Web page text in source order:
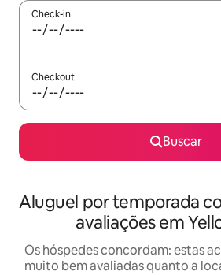
Check-in
Checkout
Buscar
Aluguel por temporada
avaliações em
Os hóspedes concordam: estas
muito bem avaliadas quanto a